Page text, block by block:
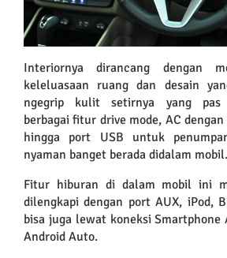
Interiornya dirancang dengan
keleluasaan ruang dan desain
ngegrip kulit setirnya yang pas
berbagai fitur drive mode, AC
hingga port USB untuk
nyaman banget berada didalam mobil.
Fitur hiburan di dalam mobil ini
dilengkapi dengan port AUX, iPod,
bisa juga lewat koneksi Smartphone
Android Auto.